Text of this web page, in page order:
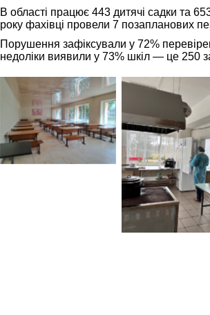
В області працює 443 дитячі садки та
року фахівці провели 7 позапланових
Порушення зафіксували у 72%
недоліки виявили у 73% шкіл — це 250